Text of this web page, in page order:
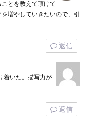
とを教えて頂けて
増やしていきたいので、引
返信
着いた。描写力が
返信